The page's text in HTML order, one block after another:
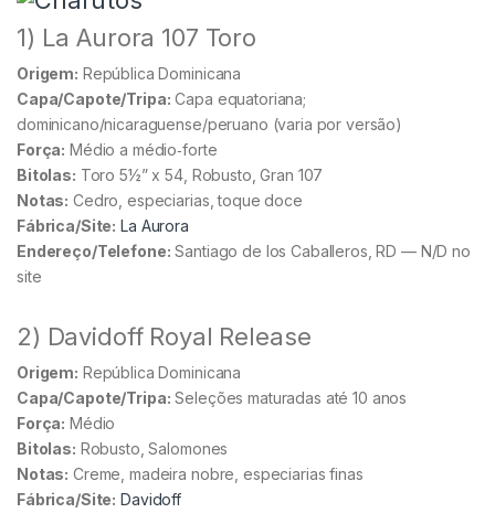
1) La Aurora 107 Toro
Origem: República Dominicana
Capa/Capote/Tripa: Capa equatoriana;
dominicano/nicaraguense/peruano (varia por versão)
Força: Médio a médio‑forte
Bitolas: Toro 5½” x 54, Robusto, Gran 107
Notas: Cedro, especiarias, toque doce
Fábrica/Site: La Aurora
Endereço/Telefone: Santiago de los Caballeros, RD — N/D no
site
2) Davidoff Royal Release
Origem: República Dominicana
Capa/Capote/Tripa: Seleções maturadas até 10 anos
Força: Médio
Bitolas: Robusto, Salomones
Notas: Creme, madeira nobre, especiarias finas
Fábrica/Site: Davidoff